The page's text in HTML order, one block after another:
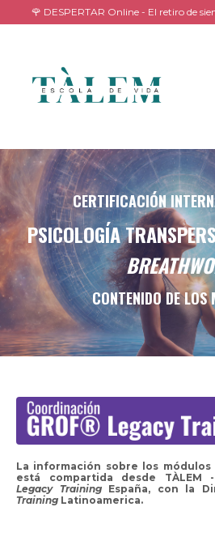
🌹 DESPERTAR Online - El retiro de
CERTIFICACIÓN
PSICOLOGÍA
CONTENIDO DE LOS
La información sobre los módulos
está compartida desde TÀLEM
Legacy TrainingEspaña, con la
Training Latinoamerica.